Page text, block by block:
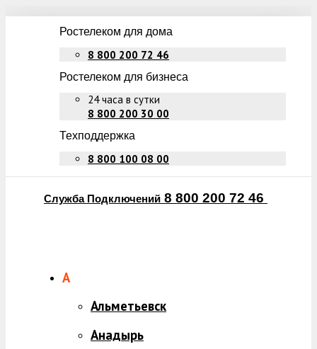
Ростелеком для дома
8 800 200 72 46
Ростелеком для бизнеса
24 часа в сутки
8 800 200 30 00
Техподдержка
8 800 100 08 00
Служба Подключений 8 800 200 72 46
А
Альметьевск
Анадырь